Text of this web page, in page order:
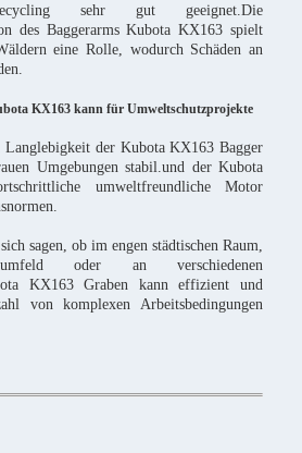
sehr gut geeignet.Die
des Baggerarms Kubota KX163 spielt
eine Rolle, wodurch Schäden an
KX163 kann für Umweltschutzprojekte
der Kubota KX163 Bagger
Umgebungen stabil.und der Kubota
umweltfreundliche Motor
sagen, ob im engen städtischen Raum,
oder an verschiedenen
KX163 Graben kann effizient und
von komplexen Arbeitsbedingungen